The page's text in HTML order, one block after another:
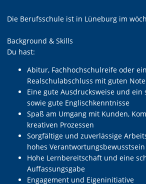
Die Berufsschule ist in Lüneburg im
Background & Skills
Du hast:
Abitur, Fachhochschulreife oder
Realschulabschluss mit guten
Eine gute Ausdrucksweise und ein
sowie gute Englischkenntnisse
Spaß am Umgang mit Kunden,
kreativen Prozessen
Sorgfältige und zuverlässige
hohes Verantwortungsbewusstsein
Hohe Lernbereitschaft und eine
Auffassungsgabe
Engagement und Eigeninitiative